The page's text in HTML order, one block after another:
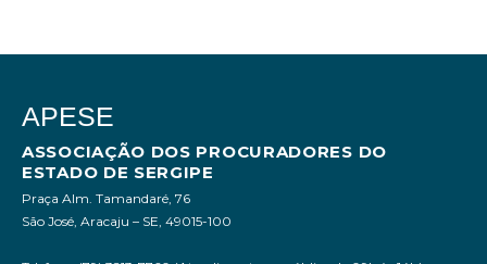
APESE
ASSOCIAÇÃO DOS PROCURADORES DO
ESTADO DE SERGIPE
Praça Alm. Tamandaré, 76
São José, Aracaju – SE, 49015-100